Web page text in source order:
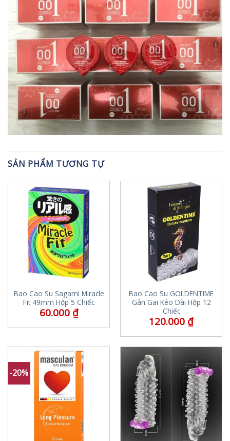
SẢN PHẨM TƯƠNG TỰ
Bao Cao Su Sagami Miracle
Fit 49mm Hộp 5 Chiếc
60.000 ₫
Bao Cao Su GOLDENTIME
Gân Gai Kéo Dài Hộp 12
Chiếc
120.000 ₫
-20%